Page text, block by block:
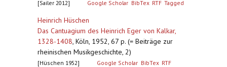
[Sailer 2012] Google Scholar BibTex RTF Tagged
Heinrich Hüschen
Das Cantuagium des Heinrich Eger von Kalkar,
1328-1408, Köln, 1952, 67 p. (= Beiträge zur
rheinischen Musikgeschichte, 2)
[Hüschen 1952] Google Scholar BibTex RTF